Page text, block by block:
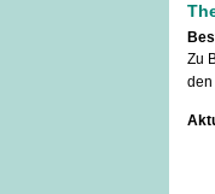
Zu
den